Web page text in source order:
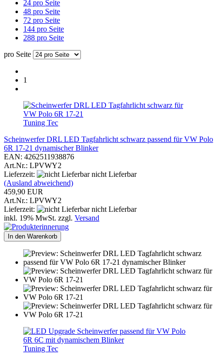
24 pro Seite
48 pro Seite
72 pro Seite
144 pro Seite
288 pro Seite
pro Seite
1
Tuning Tec
Scheinwerfer DRL LED Tagfahrlicht schwarz passend für VW Polo
6R 17-21 dynamischer Blinker
EAN: 4262511938876
Art.Nr.: LPVWY2
Lieferzeit:
nicht Lieferbar
(Ausland abweichend)
459,90 EUR
Art.Nr.: LPVWY2
Lieferzeit:
nicht Lieferbar
inkl. 19% MwSt. zzgl. Versand
In den Warenkorb
Tuning Tec